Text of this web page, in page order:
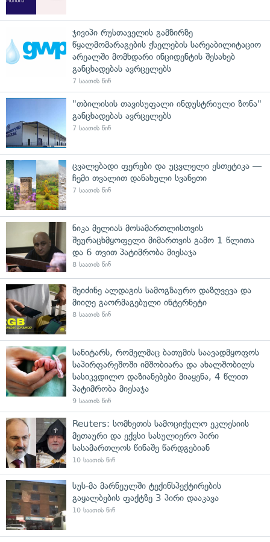
ჯივიპი რუსთაველის გამზირზე
წყალმომარაგების ქსელების სარეაბილიტაციო
არეალში მომხდარი ინციდენტის შესახებ
განცხადებას ავრცელებს
7 საათის წინ
"თბილისის თავისუფალი ინდუსტრიული ზონა"
განცხადებას ავრცელებს
7 საათის წინ
ცვალებადი ფერები და უცვლელი ესთეტიკა —
ჩემი თვალით დანახული სვანეთი
7 საათის წინ
ნიკა მელიას მოსამართლისთვის
შეურაცხმყოფელი მიმართვის გამო 1 წლითა
და 6 თვით პატიმრობა მიესაჯა
8 საათის წინ
შეიძინე ალდაგის სამოგზაურო დაზღვევა და
მიიღე გაორმაგებული ინტერნეტი
8 საათის წინ
სანიტარს, რომელმაც ბათუმის საავადმყოფოს
საპირფარეშოში იმშობიარა და ახალშობილს
სასიკვდილო დაზიანებები მიაყენა, 4 წლით
პატიმრობა მიესაჯა
9 საათის წინ
Reuters: სომხეთის სამოციქულო ეკლესიის
მეთაური და ექვსი სასულიერო პირი
სასამართლოს წინაშე წარდგებიან
10 საათის წინ
სუს-მა მარნეულში ტექინსპექტირების
გაყალბების ფაქტზე 3 პირი დააკავა
10 საათის წინ